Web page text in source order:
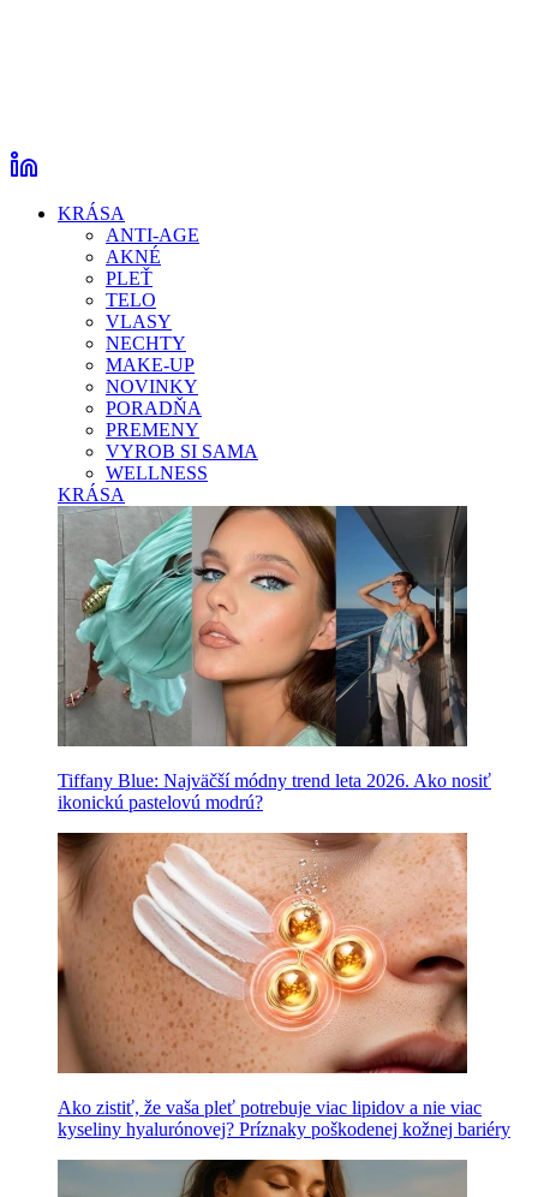
KRÁSA
ANTI-AGE
AKNÉ
PLEŤ
TELO
VLASY
NECHTY
MAKE-UP
NOVINKY
PORADŇA
PREMENY
VYROB SI SAMA
WELLNESS
KRÁSA
Tiffany Blue: Najväčší módny trend leta 2026. Ako nosiť
ikonickú pastelovú modrú?
Ako zistiť, že vaša pleť potrebuje viac lipidov a nie viac
kyseliny hyalurónovej? Príznaky poškodenej kožnej bariéry